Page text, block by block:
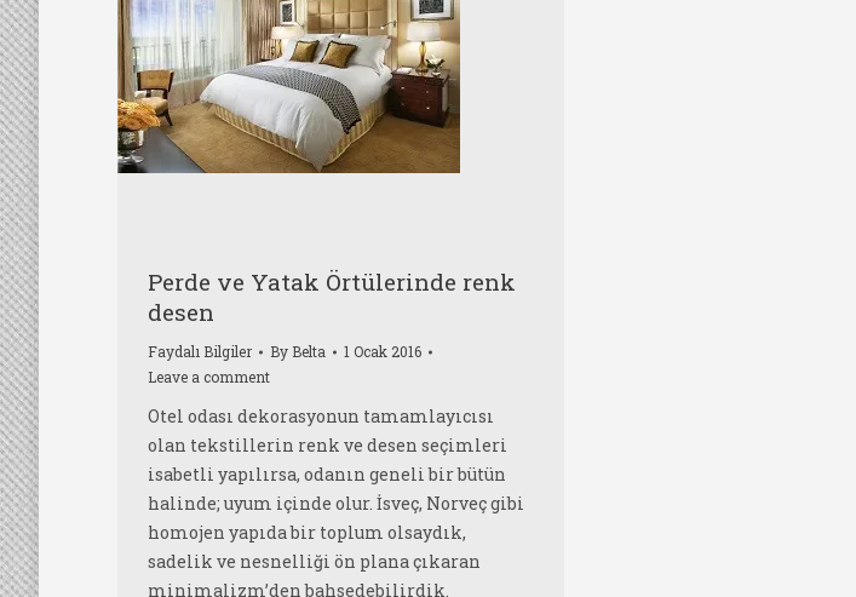
Perde ve Yatak Örtülerinde renk
desen
Faydalı Bilgiler By Belta
1 Ocak 2016
Leave a comment
Otel odası dekorasyonun tamamlayıcısı
olan tekstillerin renk ve desen seçimleri
isabetli yapılırsa, odanın geneli bir bütün
halinde; uyum içinde olur. İsveç, Norveç gibi
homojen yapıda bir toplum olsaydık,
sadelik ve nesnelliği ön plana çıkaran
minimalizm’den bahsedebilirdik.